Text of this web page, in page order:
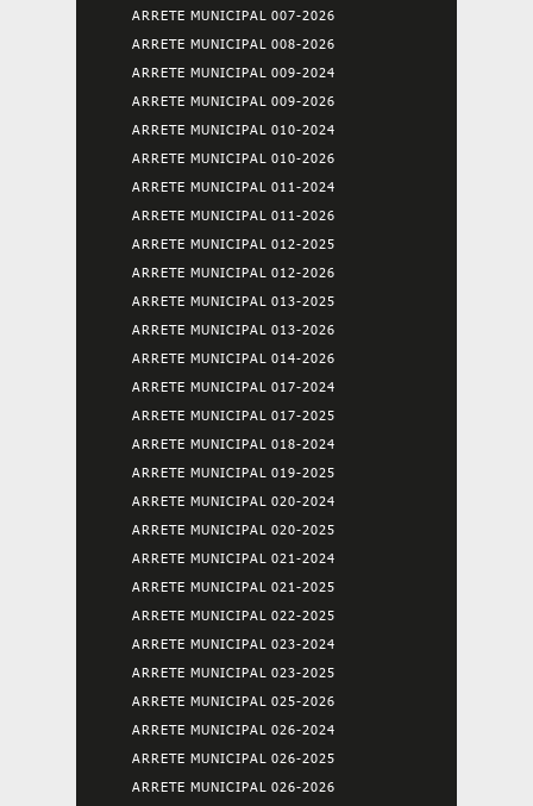
ARRETE MUNICIPAL 007-2026
ARRETE MUNICIPAL 008-2026
ARRETE MUNICIPAL 009-2024
ARRETE MUNICIPAL 009-2026
ARRETE MUNICIPAL 010-2024
ARRETE MUNICIPAL 010-2026
ARRETE MUNICIPAL 011-2024
ARRETE MUNICIPAL 011-2026
ARRETE MUNICIPAL 012-2025
ARRETE MUNICIPAL 012-2026
ARRETE MUNICIPAL 013-2025
ARRETE MUNICIPAL 013-2026
ARRETE MUNICIPAL 014-2026
ARRETE MUNICIPAL 017-2024
ARRETE MUNICIPAL 017-2025
ARRETE MUNICIPAL 018-2024
ARRETE MUNICIPAL 019-2025
ARRETE MUNICIPAL 020-2024
ARRETE MUNICIPAL 020-2025
ARRETE MUNICIPAL 021-2024
ARRETE MUNICIPAL 021-2025
ARRETE MUNICIPAL 022-2025
ARRETE MUNICIPAL 023-2024
ARRETE MUNICIPAL 023-2025
ARRETE MUNICIPAL 025-2026
ARRETE MUNICIPAL 026-2024
ARRETE MUNICIPAL 026-2025
ARRETE MUNICIPAL 026-2026